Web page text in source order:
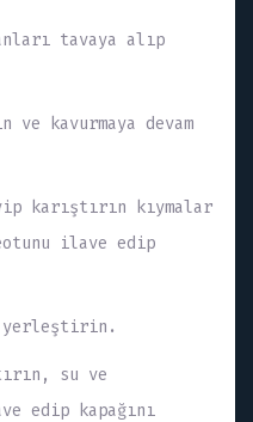
tavaya alıp
ve kavurmaya devam
karıştırın kıymalar
ilave edip
yerleştirin.
su ve
edip kapağını